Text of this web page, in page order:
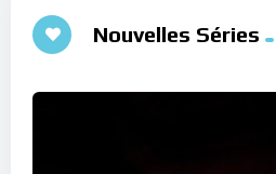
Nouvelles Séries